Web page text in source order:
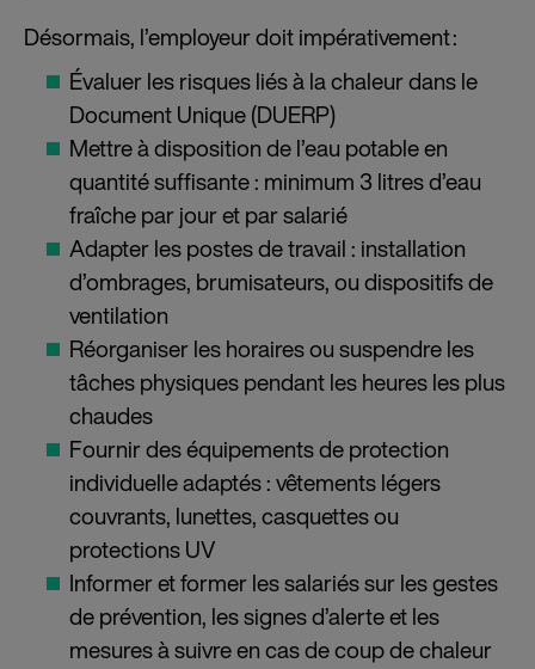
Désormais, l’employeur doit impérativement :
Évaluer les risques liés à la chaleur dans le
Document Unique (DUERP)
Mettre à disposition de l’eau potable en
quantité suffisante : minimum 3 litres d’eau
fraîche par jour et par salarié
Adapter les postes de travail : installation
d’ombrages, brumisateurs, ou dispositifs de
ventilation
Réorganiser les horaires ou suspendre les
tâches physiques pendant les heures les plus
chaudes
Fournir des équipements de protection
individuelle adaptés : vêtements légers
couvrants, lunettes, casquettes ou
protections UV
Informer et former les salariés sur les gestes
de prévention, les signes d’alerte et les
mesures à suivre en cas de coup de chaleur